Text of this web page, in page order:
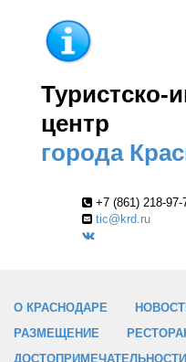
центр
города
+7 (861) 218-97-
tic@krd.ru
О КРАСНОДАРЕ
РАЗМЕЩЕНИЕ
ДОСТОПРИМЕЧАТЕЛЬНОСТИ